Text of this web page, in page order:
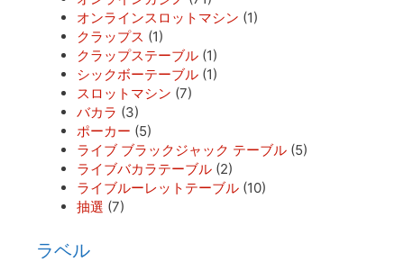
オンラインスロットマシン (1)
クラップス (1)
クラップステーブル (1)
シックボーテーブル (1)
スロットマシン (7)
バカラ (3)
ポーカー (5)
ライブ ブラックジャック テーブル (5)
ライブバカラテーブル (2)
ライブルーレットテーブル (10)
抽選 (7)
ラベル